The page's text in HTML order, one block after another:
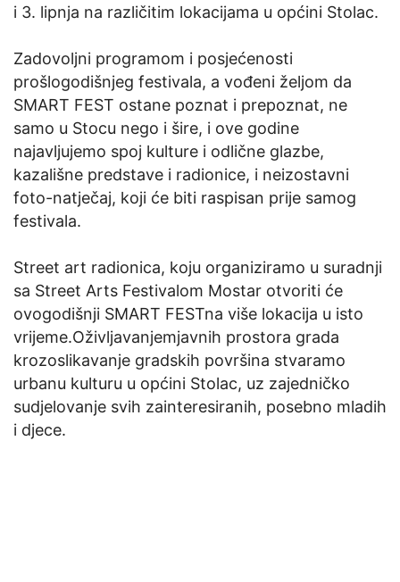
i 3. lipnja na različitim lokacijama u općini Stolac.
Zadovoljni programom i posjećenosti
prošlogodišnjeg festivala, a vođeni željom da
SMART FEST ostane poznat i prepoznat, ne
samo u Stocu nego i šire, i ove godine
najavljujemo spoj kulture i odlične glazbe,
kazališne predstave i radionice, i neizostavni
foto-natječaj, koji će biti raspisan prije samog
festivala.
Street art radionica, koju organiziramo u suradnji
sa Street Arts Festivalom Mostar otvoriti će
ovogodišnji SMART FESTna više lokacija u isto
vrijeme.Oživljavanjemjavnih prostora grada
krozoslikavanje gradskih površina stvaramo
urbanu kulturu u općini Stolac, uz zajedničko
sudjelovanje svih zainteresiranih, posebno mladih
i djece.